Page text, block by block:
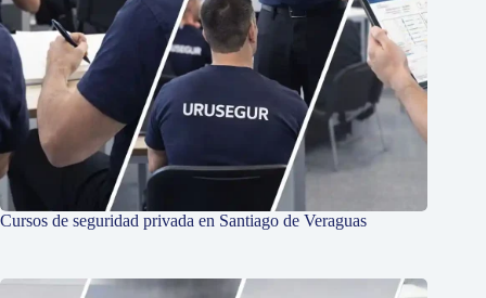
Cursos de seguridad privada en Santiago de Veraguas